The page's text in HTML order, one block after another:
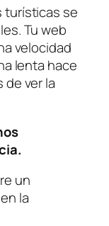
turísticas se
Tu web
velocidad
lenta hace
de ver la
un
la